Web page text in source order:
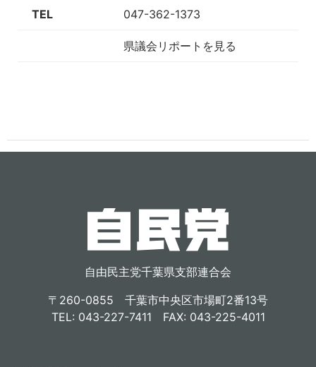
TEL 047-362-1373
県議会リポートを見る
自由民主党千葉県支部連合会
〒260-0855 千葉市中央区市場町2番13号
TEL: 043-227-7411 FAX: 043-225-4011